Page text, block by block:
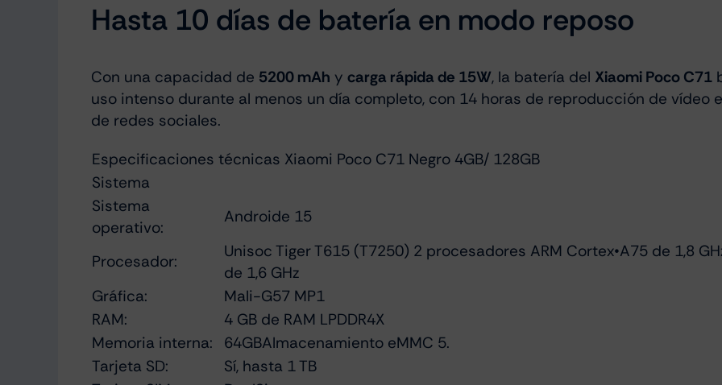
Hasta 10 días de batería en modo reposo
Con una capacidad de 5200 mAh y carga rápida de 15W, la batería del Xiaomi Poco C71
uso intenso durante al menos un día completo, con 14 horas de reproducción de vídeo
de redes sociales.
Especificaciones técnicas Xiaomi Poco C71 Negro 4GB/ 128GB
Sistema
Sistema
operativo:
Androide 15
Procesador:
Unisoc Tiger T615 (T7250) 2 procesadores ARM Cortex•A75 de 1,8
de 1,6 GHz
Gráfica:
Mali-G57 MP1
RAM:
4 GB de RAM LPDDR4X
Memoria interna:
64GBAlmacenamiento eMMC 5.
Tarjeta SD:
Sí, hasta 1 TB